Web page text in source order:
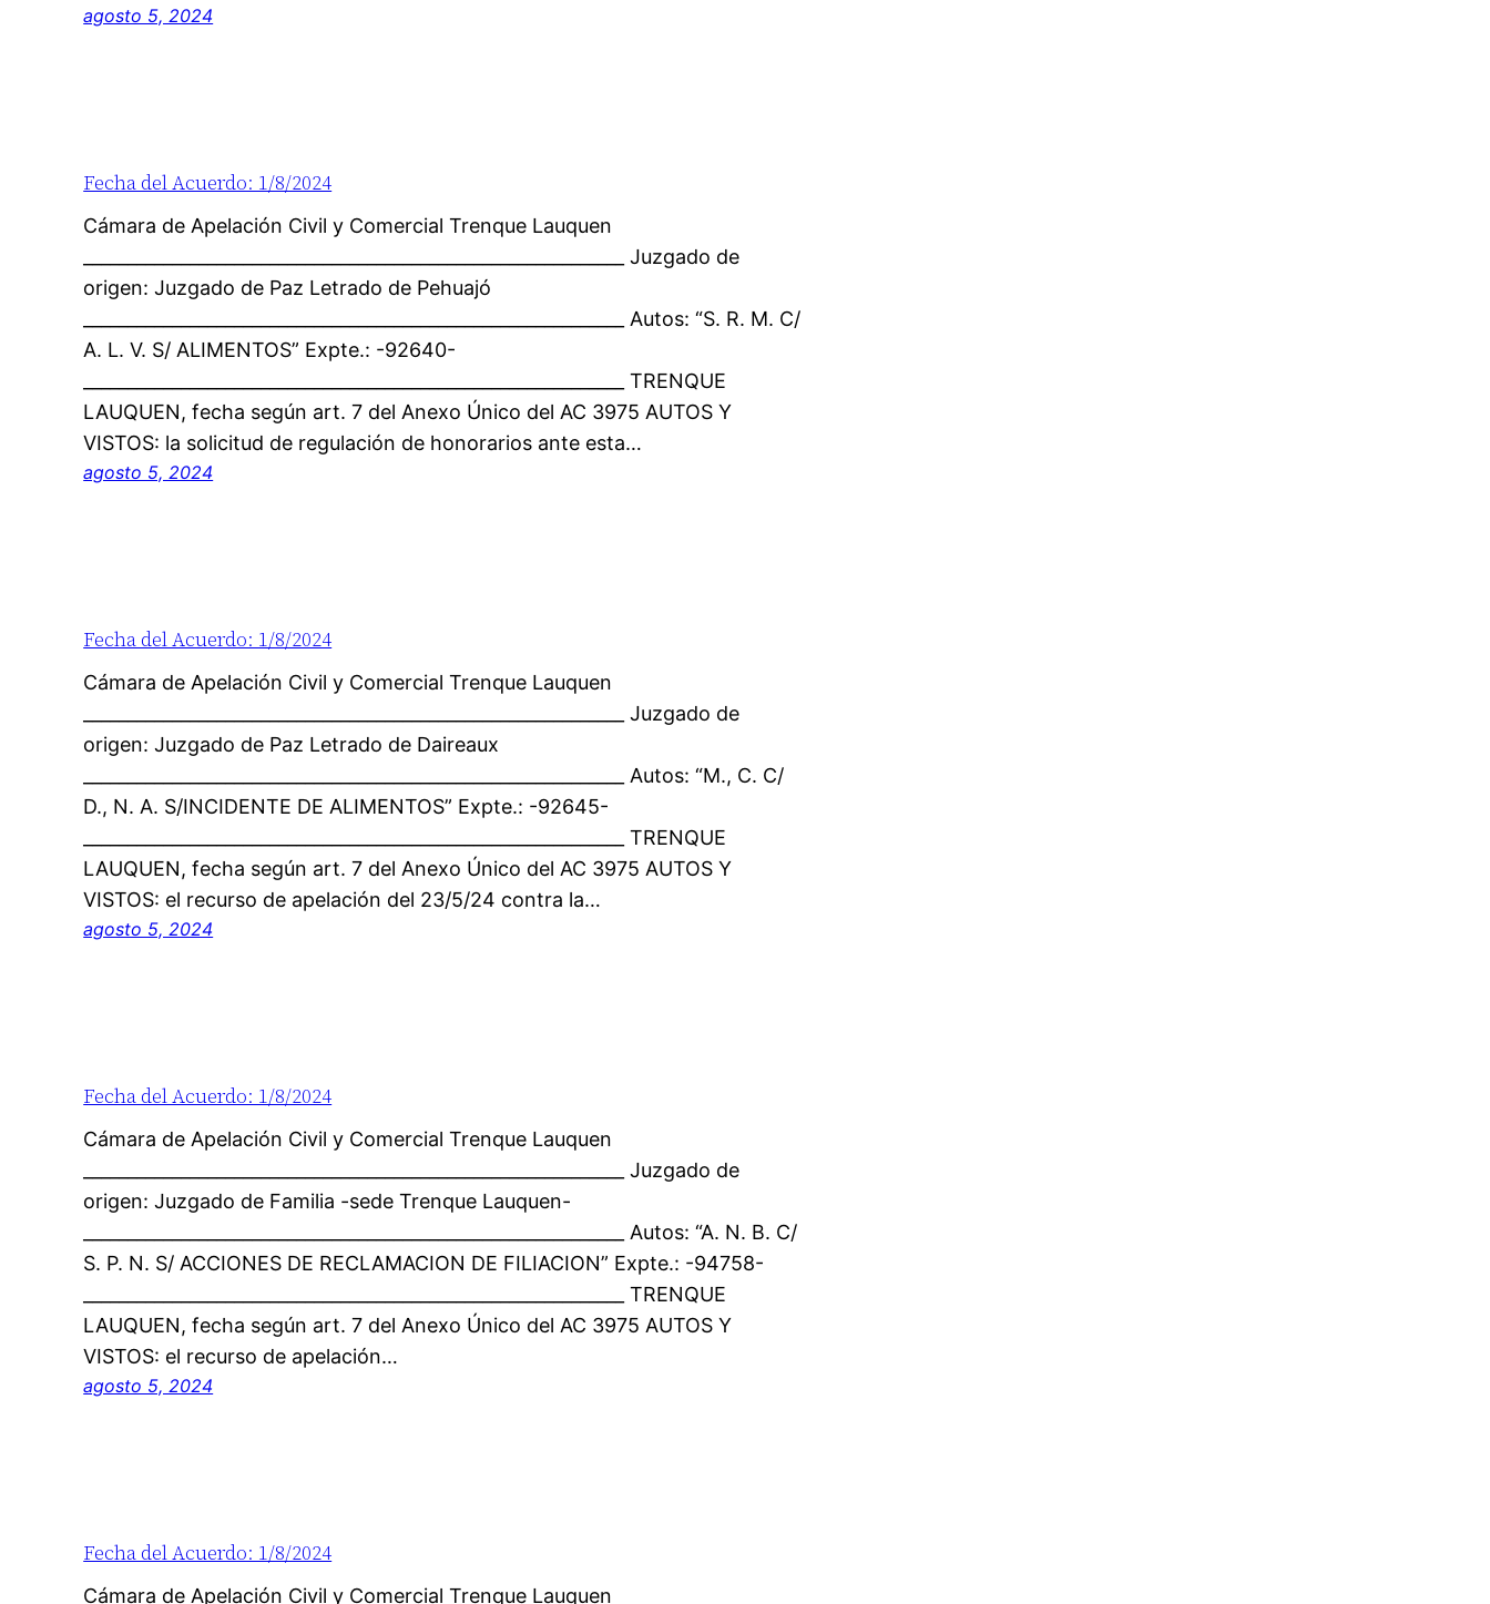
agosto 5, 2024
Fecha del Acuerdo: 1/8/2024
Cámara de Apelación Civil y Comercial Trenque Lauquen
_____________________________________________________________ Juzgado de
origen: Juzgado de Paz Letrado de Pehuajó
_____________________________________________________________ Autos: “S. R. M. C/
A. L. V. S/ ALIMENTOS” Expte.: -92640-
_____________________________________________________________ TRENQUE
LAUQUEN, fecha según art. 7 del Anexo Único del AC 3975 AUTOS Y
VISTOS: la solicitud de regulación de honorarios ante esta…
agosto 5, 2024
Fecha del Acuerdo: 1/8/2024
Cámara de Apelación Civil y Comercial Trenque Lauquen
_____________________________________________________________ Juzgado de
origen: Juzgado de Paz Letrado de Daireaux
_____________________________________________________________ Autos: “M., C. C/
D., N. A. S/INCIDENTE DE ALIMENTOS” Expte.: -92645-
_____________________________________________________________ TRENQUE
LAUQUEN, fecha según art. 7 del Anexo Único del AC 3975 AUTOS Y
VISTOS: el recurso de apelación del 23/5/24 contra la…
agosto 5, 2024
Fecha del Acuerdo: 1/8/2024
Cámara de Apelación Civil y Comercial Trenque Lauquen
_____________________________________________________________ Juzgado de
origen: Juzgado de Familia -sede Trenque Lauquen-
_____________________________________________________________ Autos: “A. N. B. C/
S. P. N. S/ ACCIONES DE RECLAMACION DE FILIACION” Expte.: -94758-
_____________________________________________________________ TRENQUE
LAUQUEN, fecha según art. 7 del Anexo Único del AC 3975 AUTOS Y
VISTOS: el recurso de apelación…
agosto 5, 2024
Fecha del Acuerdo: 1/8/2024
Cámara de Apelación Civil y Comercial Trenque Lauquen